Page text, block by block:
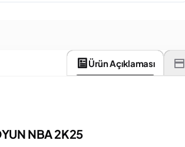
Ürün Açıklaması
NBA 2K25